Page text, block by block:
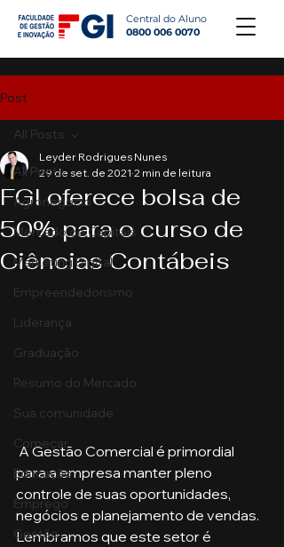
Central do Aluno
0800 006 0070
Post
All Posts
Agronegócio
Mercado de Capitais
Marketing Digital
Empreendedorismo
Liderança
Graduação
Resumo do Mercado
Sua comunidade
Começar
Educação
Emprego
Gestão
All Posts
FGI oferece bolsa de
50% para o curso de
Ciências Contábeis
Leyder Rodrigues Nunes
29 de set. de 2021 2 min de leitura
A Gestão Comercial é primordial
para a empresa manter pleno
controle de suas oportunidades,
negócios e planejamento de vendas.
Lembramos que este setor é